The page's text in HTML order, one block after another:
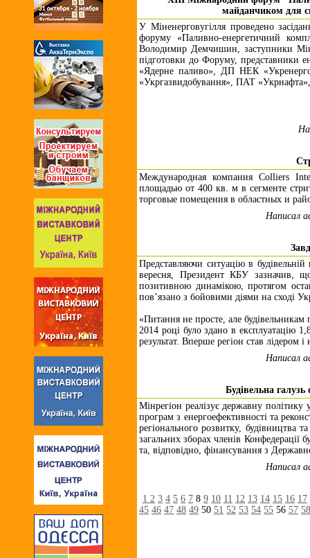
майданчиком для
У Міненерговугілля проведено
форуму «Паливно-енергетичний
Володимир Демчишин, заступники
підготовки до Форуму,
«Ядерне паливо», ДП НЕК
«Укргазвидобування», ПАТ
Международная компания Colliers
площадью от 400 кв. м в сегменте
торговые помещения в областных и
Написал
Представляючи ситуацію в будівельній
вересня, Президент КБУ зазначив,
позитивною динамікою, протягом
пов’язано з бойовими діями на сході
«Питання не просте, але будівельникам
2014 році було здано в експлуатацію
результат. Вперше регіон став лідером
Написал
Будівельна
Мінрегіон реалізує державну політику
програм з енергоефективності та
регіонального розвитку, будівництва
загальних зборах членів Конфедерації
та, відповідно, фінансування з
Написал
1 2 3 4 5 6 7 8 9 10 11 12 13 14 15 16 17
45 46 47 48 49 50 51 52 53 54 55 56 57 58